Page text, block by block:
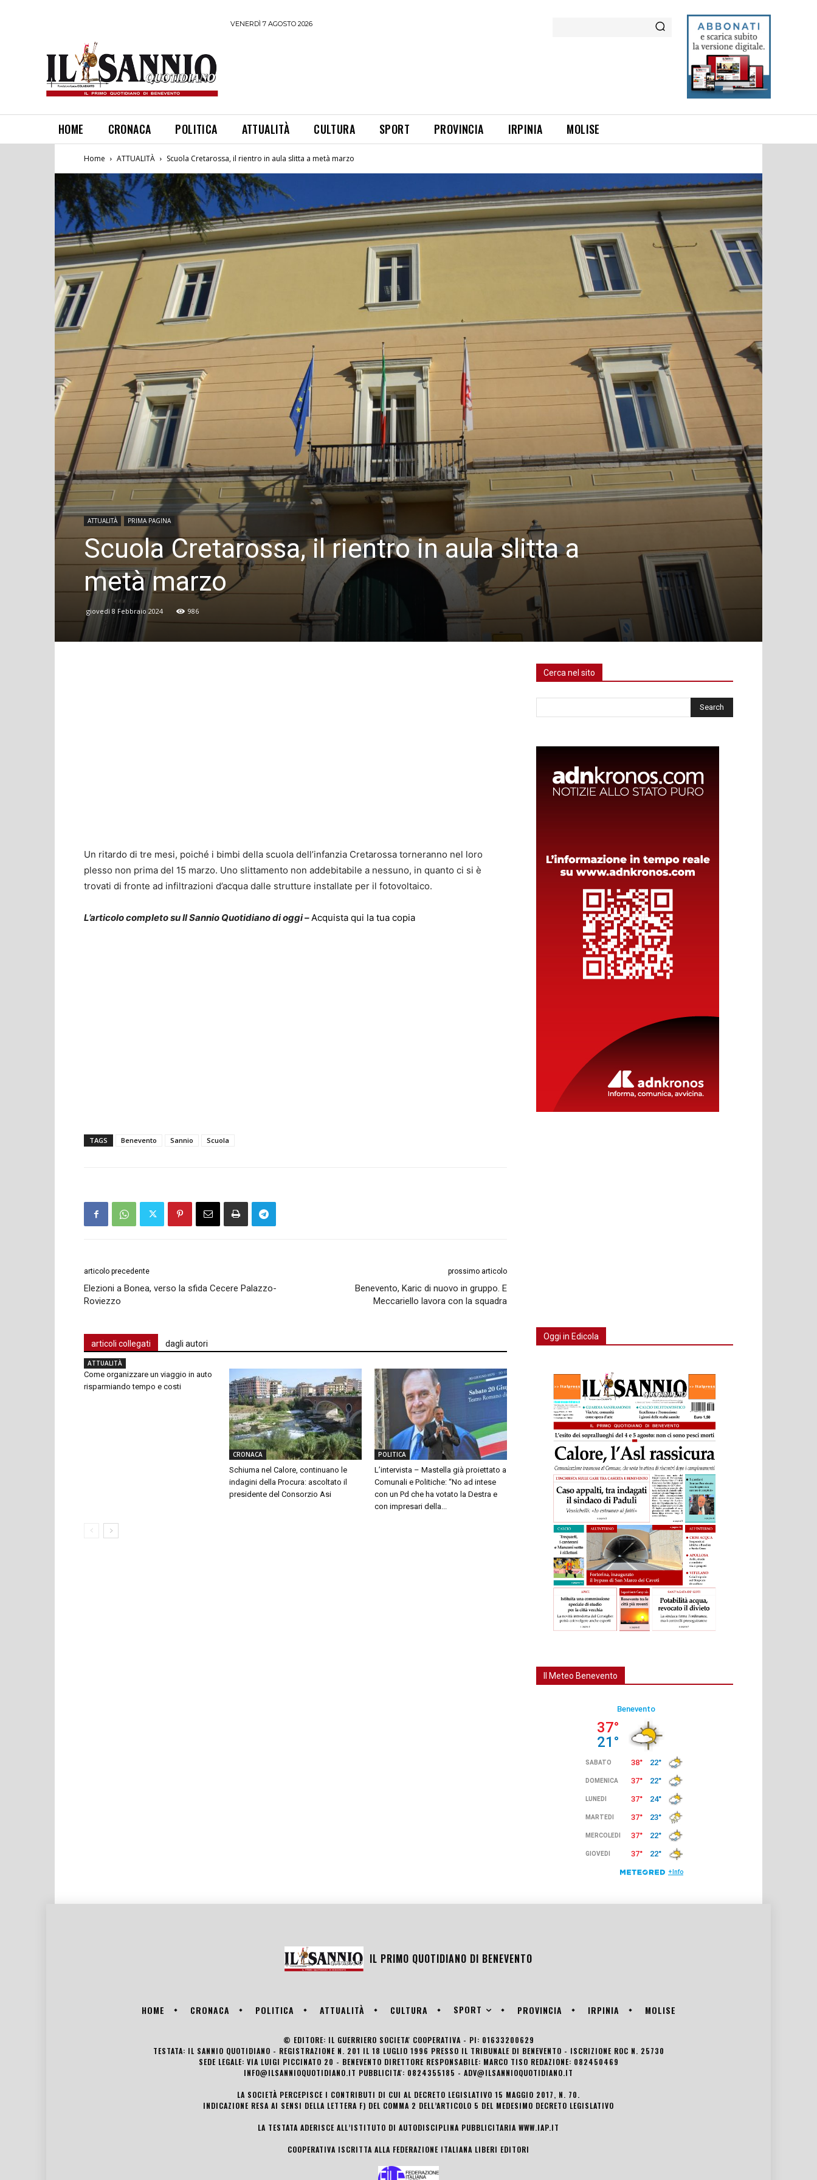
VENERDÌ 7 AGOSTO 2026
HOME CRONACA POLITICA ATTUALITÀ CULTURA SPORT PROVINCIA IRPINIA MOLISE
Home ATTUALITÀ Scuola Cretarossa, il rientro in aula slitta a metà marzo
ATTUALITÀ PRIMA PAGINA
Scuola Cretarossa, il rientro in aula slitta a
metà marzo
giovedì 8 Febbraio 2024 986
Un ritardo di tre mesi, poiché i bimbi della scuola dell’infanzia Cretarossa torneranno nel loro
plesso non prima del 15 marzo. Uno slittamento non addebitabile a nessuno, in quanto ci si è
trovati di fronte ad infiltrazioni d’acqua dalle strutture installate per il fotovoltaico.
L’articolo completo su Il Sannio Quotidiano di oggi –Acquista qui la tua copia
TAGS Benevento Sannio Scuola
articolo precedente
Elezioni a Bonea, verso la sfida Cecere Palazzo-
Roviezzo
prossimo articolo
Benevento, Karic di nuovo in gruppo. E
Meccariello lavora con la squadra
articoli collegati dagli autori
ATTUALITÀ
Come organizzare un viaggio in auto
risparmiando tempo e costi
CRONACA
Schiuma nel Calore, continuano le
indagini della Procura: ascoltato il
presidente del Consorzio Asi
POLITICA
L’intervista – Mastella già proiettato a
Comunali e Politiche: “No ad intese
con un Pd che ha votato la Destra e
con impresari della...
Cerca nel sito
Oggi in Edicola
Il Meteo Benevento
IL PRIMO QUOTIDIANO DI BENEVENTO
HOME CRONACA POLITICA ATTUALITÀ CULTURA SPORT PROVINCIA IRPINIA MOLISE
© EDITORE: IL GUERRIERO SOCIETA' COOPERATIVA - PI: 01633200629
TESTATA: IL SANNIO QUOTIDIANO - REGISTRAZIONE N. 201 IL 18 LUGLIO 1996 PRESSO IL TRIBUNALE DI BENEVENTO - ISCRIZIONE ROC N. 25730
SEDE LEGALE: VIA LUIGI PICCINATO 20 - BENEVENTO DIRETTORE RESPONSABILE: MARCO TISO REDAZIONE: 082450469
INFO@ILSANNIOQUOTIDIANO.IT PUBBLICITA': 0824355185 - ADV@ILSANNIOQUOTIDIANO.IT
LA SOCIETÀ PERCEPISCE I CONTRIBUTI DI CUI AL DECRETO LEGISLATIVO 15 MAGGIO 2017, N. 70.
INDICAZIONE RESA AI SENSI DELLA LETTERA F) DEL COMMA 2 DELL’ARTICOLO 5 DEL MEDESIMO DECRETO LEGISLATIVO
LA TESTATA ADERISCE ALL’ISTITUTO DI AUTODISCIPLINA PUBBLICITARIA WWW.IAP.IT
COOPERATIVA ISCRITTA ALLA FEDERAZIONE ITALIANA LIBERI EDITORI